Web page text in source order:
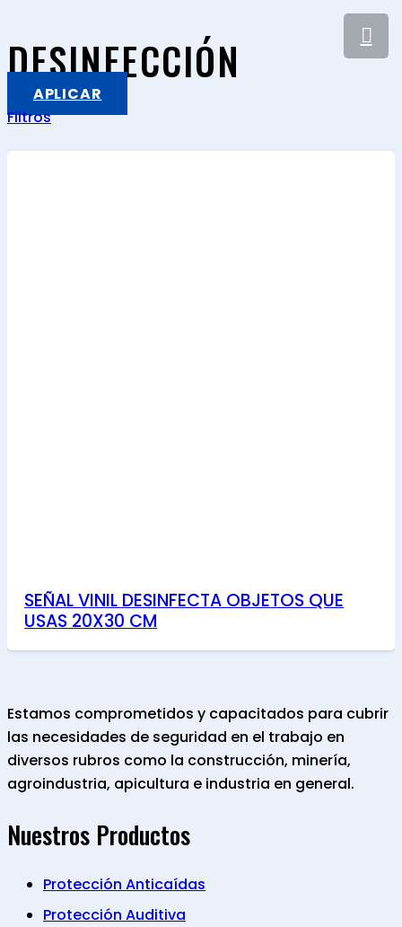
DESINFECCIÓN
APLICAR
Filtros
SEÑAL VINIL DESINFECTA OBJETOS QUE
USAS 20X30 CM
Estamos comprometidos y capacitados para cubrir
las necesidades de seguridad en el trabajo en
diversos rubros como la construcción, minería,
agroindustria, apicultura e industria en general.
Nuestros Productos
Protección Anticaídas
Protección Auditiva